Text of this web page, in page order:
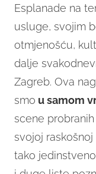
Esplanade na
usluge, svojim
otmjenošću,
dalje
Zagreb. Ova
smo u samom
scene
svojoj
tako